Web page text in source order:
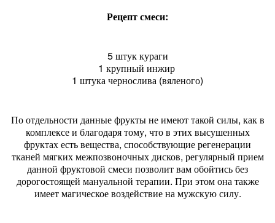
Рецепт смеси:
5 штук кураги
1 крупный инжир
1 штука чернослива (вяленого)
По отдельности данные фрукты не имеют такой силы, как в
комплексе и благодаря тому, что в этих высушенных
фруктах есть вещества, способствующие регенерации
тканей мягких межпозвоночных дисков, регулярный прием
данной фруктовой смеси позволит вам обойтись без
дорогостоящей мануальной терапии. При этом она также
имеет магическое воздействие на мужскую силу.